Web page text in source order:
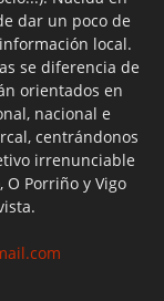
dar un poco de
local.
se diferencia de
orientados en
nacional e
centrándonos
irrenunciable
Porriño y Vigo